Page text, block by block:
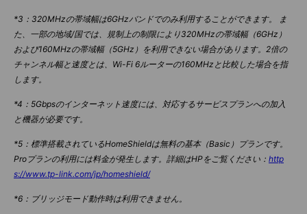
*3：320MHzの帯域幅は6GHzバンドでのみ利用することができます。 ま
た、一部の地域/国では、規制上の制限により320MHzの帯域幅（6GHz）
および160MHzの帯域幅（5GHz）を利用できない場合があります。2倍の
チャンネル幅と速度とは、Wi-Fi 6ルーターの160MHzと比較した場合を指
します。
*4：5Gbpsのインターネット速度には、対応するサービスプランへの加入
と機器が必要です。
*5：標準搭載されているHomeShieldは無料の基本（Basic）プランです。
Proプランの利用には料金が発生します。詳細はHPをご覧ください： http
s://www.tp-link.com/jp/homeshield/
*6：ブリッジモード動作時は利用できません。